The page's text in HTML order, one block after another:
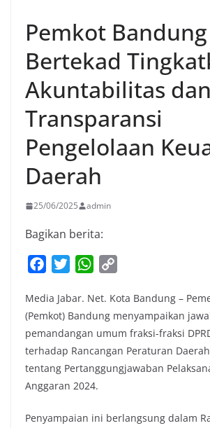
Pemkot Bandung
Bertekad
Akuntabilitas dan
Transparansi
Pengelolaan
Daerah
25/06/2025 admin
Bagikan berita:
c
e
b
o
o
k
i
t
t
e
r
W
a
t
s
A
p
p
p
y
L
i
n
Media Jabar. Net. Kota Bandung –
(Pemkot) Bandung menyampaikan
pemandangan umum fraksi-fraksi
terhadap Rancangan Peraturan
tentang Pertanggungjawaban
Anggaran 2024.
Penyampaian ini berlangsung dalam